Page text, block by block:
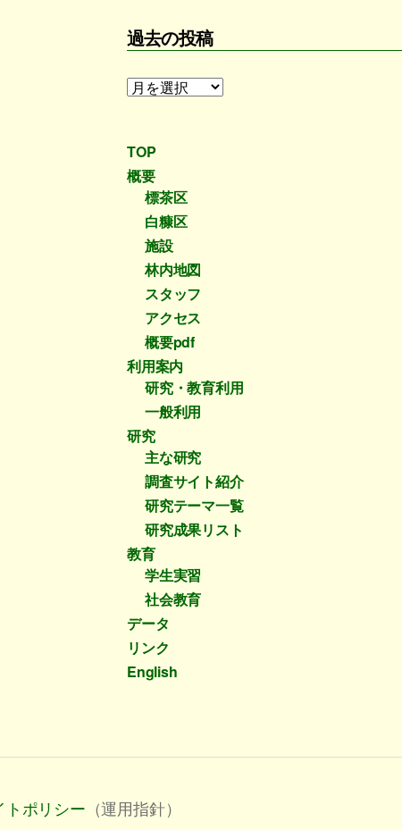
過去の投稿
過
投
稿
TOP
概要
標茶区
白糠区
施設
林内地図
スタッフ
アクセス
概要pdf
利用案内
研究・教育利用
一般利用
研究
主な研究
調査サイト紹介
研究テーマ一覧
研究成果リスト
教育
学生実習
社会教育
データ
リンク
English
トポリシー （運用指針）